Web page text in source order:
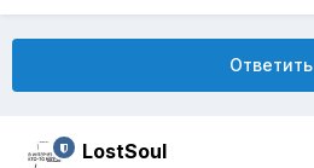
Ответить
LostSoul